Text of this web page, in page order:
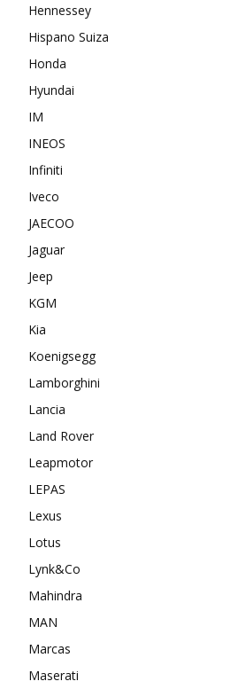
Hennessey
Hispano Suiza
Honda
Hyundai
IM
INEOS
Infiniti
Iveco
JAECOO
Jaguar
Jeep
KGM
Kia
Koenigsegg
Lamborghini
Lancia
Land Rover
Leapmotor
LEPAS
Lexus
Lotus
Lynk&Co
Mahindra
MAN
Marcas
Maserati